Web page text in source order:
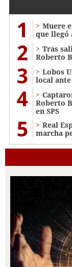
1
Muere
que llegó
2
Tras
Roberto
3
Lobos
local
4
Roberto
en SPS
5
Real
marcha